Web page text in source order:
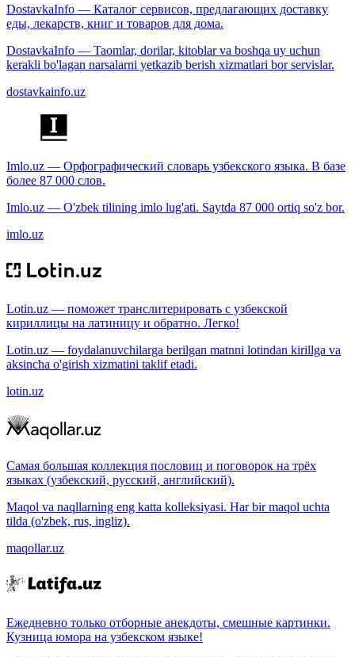
DostavkaInfo — Каталог сервисов, предлагающих доставку
еды, лекарств, книг и товаров для дома.
DostavkaInfo — Taomlar, dorilar, kitoblar va boshqa uy uchun
kerakli bo'lagan narsalarni yetkazib berish xizmatlari bor servislar.
dostavkainfo.uz
Imlo.uz — Орфографический словарь узбекского языка. В базе
более 87 000 слов.
Imlo.uz — O'zbek tilining imlo lug'ati. Saytda 87 000 ortiq so'z bor.
imlo.uz
Lotin.uz — поможет транслитерировать с узбекской
кириллицы на латиницу и обратно. Легко!
Lotin.uz — foydalanuvchilarga berilgan matnni lotindan kirillga va
aksincha o'girish xizmatini taklif etadi.
lotin.uz
Самая большая коллекция пословиц и поговорок на трёх
языках (узбекский, русский, английский).
Maqol va naqllarning eng katta kolleksiyasi. Har bir maqol uchta
tilda (o'zbek, rus, ingliz).
maqollar.uz
Ежедневно только отборные анекдоты, смешные картинки.
Кузница юмора на узбекском языке!